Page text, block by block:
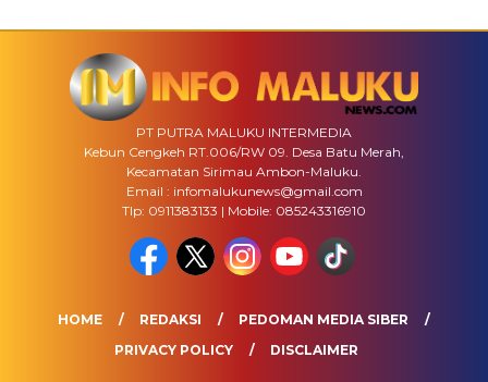
PT PUTRA MALUKU INTERMEDIA
Kebun Cengkeh RT.006/RW 09. Desa Batu Merah,
Kecamatan Sirimau Ambon-Maluku.
Email : infomalukunews@gmail.com
Tlp: 0911383133 | Mobile: 085243316910
HOME REDAKSI
PEDOMAN MEDIA SIBER
PRIVACY POLICY
DISCLAIMER